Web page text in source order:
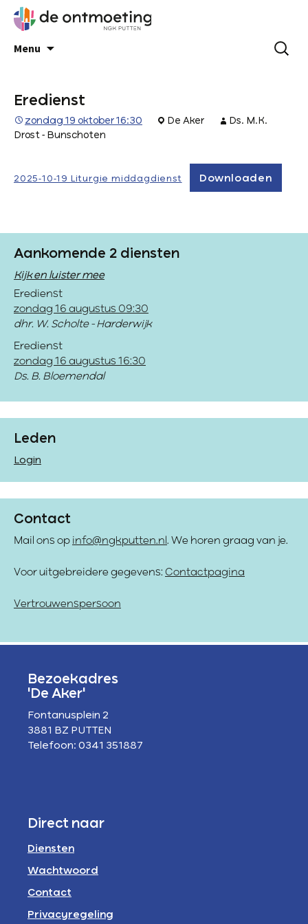
Menu
Eredienst
zondag 19 oktober 16:30 De Aker
Ds. M.K.
Drost - Bunschoten
2025-10-19 Liturgie middagdienst Downloaden
Aankomende 2 diensten
Kijk en luister mee
Eredienst
zondag 16 augustus 09:30
dhr. W. Scholte - Harderwijk
Eredienst
zondag 16 augustus 16:30
Ds. B. Bloemendal
Leden
Login
Contact
Mail ons op info@ngkputten.nl . We horen graag van je.
Voor uitgebreidere gegevens: Contactpagina
Vertrouwenspersoon
Bezoekadres
'De Aker'
Fontanusplein 2
3881 BZ PUTTEN
Telefoon: 0341 351887
Direct naar
Diensten
Wachtwoord
Contact
Privacyregeling